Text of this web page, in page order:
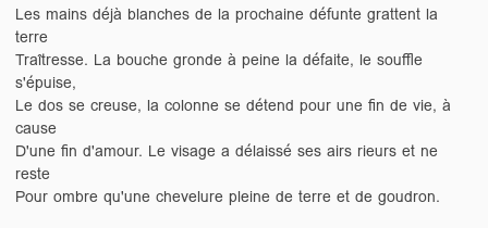
Les mains déjà blanches de la prochaine défunte grattent la
terre
Traîtresse. La bouche gronde à peine la défaite, le souffle
s'épuise,
Le dos se creuse, la colonne se détend pour une fin de vie, à
cause
D'une fin d'amour. Le visage a délaissé ses airs rieurs et ne
reste
Pour ombre qu'une chevelure pleine de terre et de goudron.